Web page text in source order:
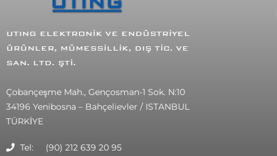
UTING ELEKTRONİK VE ENDÜSTRİYEL
ÜRÜNLER, MÜMESSİLLİK, DIŞ TİC. VE
SAN. LTD. ŞTİ.
Çobançeşme Mah., Gençosman-1 Sok. N:10
34196 Yenibosna – Bahçelievler / ISTANBUL
TÜRKİYE
Tel: (90) 212 639 20 95